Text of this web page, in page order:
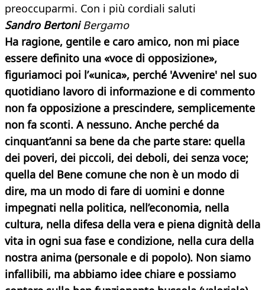
preoccuparmi. Con i più cordiali saluti
Sandro BertoniBergamo
Ha ragione, gentile e caro amico, non mi piace
essere definito una «voce di opposizione»,
figuriamoci poi l’«unica», perché 'Avvenire' nel suo
quotidiano lavoro di informazione e di commento
non fa opposizione a prescindere, semplicemente
non fa sconti. A nessuno. Anche perché da
cinquant’anni sa bene da che parte stare: quella
dei poveri, dei piccoli, dei deboli, dei senza voce;
quella del Bene comune che non è un modo di
dire, ma un modo di fare di uomini e donne
impegnati nella politica, nell’economia, nella
cultura, nella difesa della vera e piena dignità della
vita in ogni sua fase e condizione, nella cura della
nostra anima (personale e di popolo). Non siamo
infallibili, ma abbiamo idee chiare e possiamo